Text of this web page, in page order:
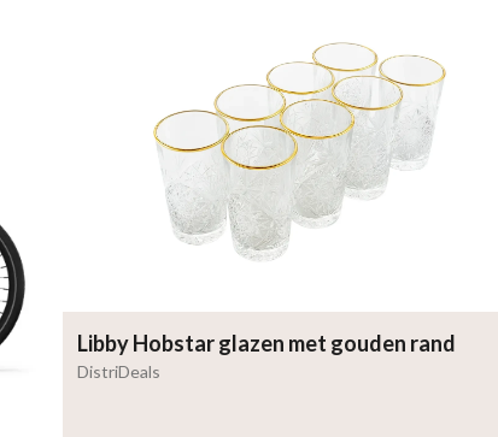
Libby Hobstar glazen met gouden rand
DistriDeals